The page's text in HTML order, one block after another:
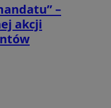
–
akcji